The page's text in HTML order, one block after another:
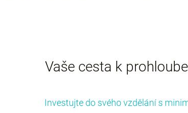
Vaše cesta k
Investujte do svého vzdělání s